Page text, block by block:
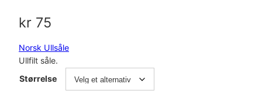
kr 75
Norsk Ullsåle
Ullfilt såle.
Størrelse